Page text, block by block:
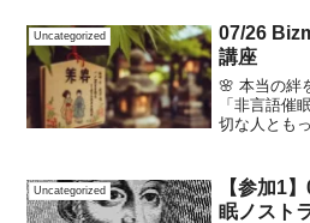
Uncategorized
07/26
講座
🌸 本当の絆
「非言語催
切な人とも
い講座内容
女としての
Uncategorized
【参加1
眠ノスト